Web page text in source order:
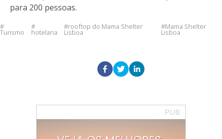
para 200 pessoas.
Turismo hotelaria
rooftop do Mama Shelter
Lisboa
Mama Shelter
Lisboa
PUB